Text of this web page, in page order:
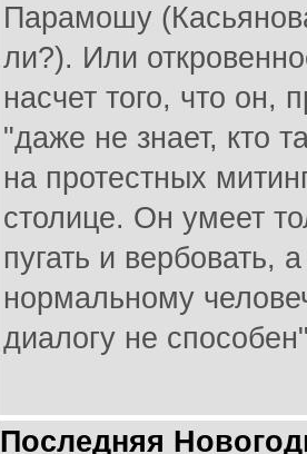
Парамошу
ли?). Или
насчет того, что он,
"даже не знает, кто
на протестных
столице. Он умеет
пугать и вербовать, а
нормальному
диалогу не
Последняя